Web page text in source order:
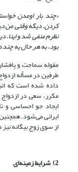
«چند بار اومدن
کردن. دیگه وقتی من
نظرم منفی شد و
بود، به هر حال یه
مقوله سماجت و
طرفین در مسأله
داده شده است که
مکرر، سعی در ازدواج
ایجاد جو احساسی و
ایرانی می‌شود.
از سوی زوج بیگانه
2) شرایط زمینه‌ای